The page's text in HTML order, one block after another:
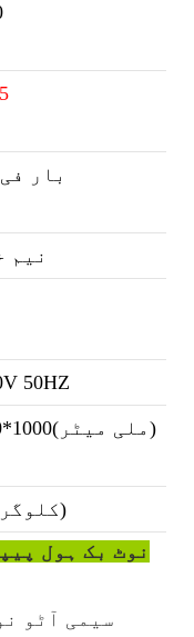
82 بار
نیم
50HZ
900*570*1000(ملی میٹر)
360 (کلوگرام)